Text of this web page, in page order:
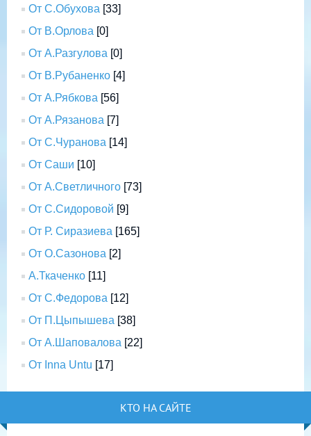
От С.Обухова [33]
От В.Орлова [0]
От А.Разгулова [0]
От В.Рубаненко [4]
От А.Рябкова [56]
От А.Рязанова [7]
От С.Чуранова [14]
От Саши [10]
От А.Светличного [73]
От С.Сидоровой [9]
От Р. Сиразиева [165]
От О.Сазонова [2]
А.Ткаченко [11]
От С.Федорова [12]
От П.Цыпышева [38]
От А.Шаповалова [22]
От Inna Untu [17]
КТО НА САЙТЕ